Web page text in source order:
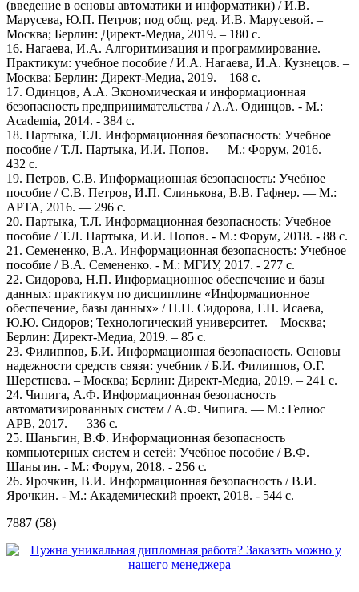
(введение в основы автоматики и информатики) / И.В.
Марусева, Ю.П. Петров; под общ. ред. И.В. Марусевой. –
Москва; Берлин: Директ-Медиа, 2019. – 180 с.
16. Нагаева, И.А. Алгоритмизация и программирование.
Практикум: учебное пособие / И.А. Нагаева, И.А. Кузнецов. –
Москва; Берлин: Директ-Медиа, 2019. – 168 с.
17. Одинцов, А.А. Экономическая и информационная
безопасность предпринимательства / А.А. Одинцов. - М.:
Academia, 2014. - 384 c.
18. Партыка, Т.Л. Информационная безопасность: Учебное
пособие / Т.Л. Партыка, И.И. Попов. — М.: Форум, 2016. —
432 c.
19. Петров, С.В. Информационная безопасность: Учебное
пособие / С.В. Петров, И.П. Слинькова, В.В. Гафнер. — М.:
АРТА, 2016. — 296 c.
20. Партыка, Т.Л. Информационная безопасность: Учебное
пособие / Т.Л. Партыка, И.И. Попов. - М.: Форум, 2018. - 88 c.
21. Семененко, В.А. Информационная безопасность: Учебное
пособие / В.А. Семененко. - М.: МГИУ, 2017. - 277 c.
22. Сидорова, Н.П. Информационное обеспечение и базы
данных: практикум по дисциплине «Информационное
обеспечение, базы данных» / Н.П. Сидорова, Г.Н. Исаева,
Ю.Ю. Сидоров; Технологический университет. – Москва;
Берлин: Директ-Медиа, 2019. – 85 с.
23. Филиппов, Б.И. Информационная безопасность. Основы
надежности средств связи: учебник / Б.И. Филиппов, О.Г.
Шерстнева. – Москва; Берлин: Директ-Медиа, 2019. – 241 с.
24. Чипига, А.Ф. Информационная безопасность
автоматизированных систем / А.Ф. Чипига. — М.: Гелиос
АРВ, 2017. — 336 c.
25. Шаньгин, В.Ф. Информационная безопасность
компьютерных систем и сетей: Учебное пособие / В.Ф.
Шаньгин. - М.: Форум, 2018. - 256 c.
26. Ярочкин, В.И. Информационная безопасность / В.И.
Ярочкин. - М.: Академический проект, 2018. - 544 c.
7887 (58)